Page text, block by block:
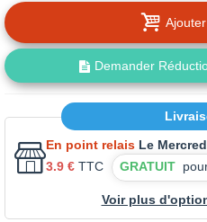
Demander
En point relais Le
3.9 € TTC GRATUIT
Voir plus